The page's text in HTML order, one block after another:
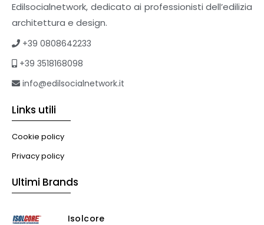
Edilsocialnetwork, dedicato ai professionisti dell’edilizia
architettura e design.
+39 0808642233
+39 3518168098
info@edilsocialnetwork.it
Links utili
Cookie policy
Privacy policy
Ultimi Brands
Isolcore